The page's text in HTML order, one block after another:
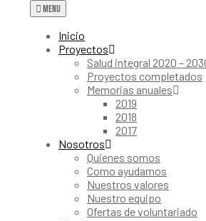
Menu
Inicio
Proyectos
Salud integral 2020 –
Proyectos completados
Memorias anuales
2019
2018
2017
Nosotros
Quienes somos
Como ayudamos
Nuestros valores
Nuestro equipo
Ofertas de voluntariado